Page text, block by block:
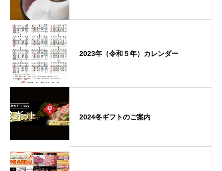
2023年（令和５年）カレンダー
2024冬ギフトのご案内